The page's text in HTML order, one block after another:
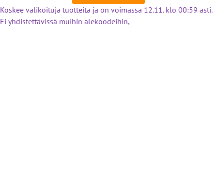
Koskee valikoituja tuotteita ja on voimassa 12.11. klo 00:59 asti.
Ei yhdistettävissä muihin alekoodeihin,